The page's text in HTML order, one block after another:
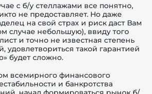
с б/у стеллажами все понятно,
не предоставляет. Но даже
на свой страх и риск даст Вам
случае небольшую), ввиду того
и точно не известная степень
удовлетвориться такой гарантией
будет сложно.
всемирного финансового
и банкротства